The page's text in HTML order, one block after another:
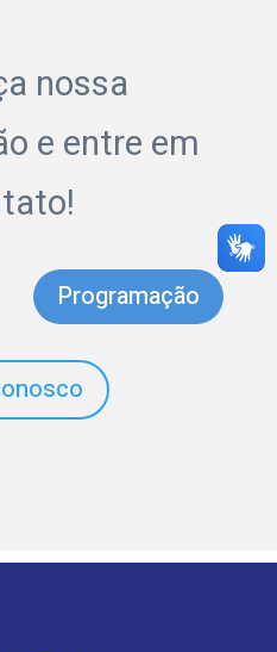
nossa
e entre em
Programação